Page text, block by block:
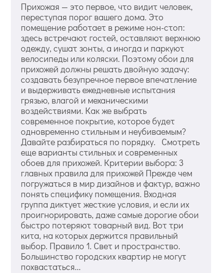
Прихожая — это первое, что видит человек,
переступая порог вашего дома. Это
помещение работает в режиме нон-стоп:
здесь встречают гостей, оставляют верхнюю
одежду, сушат зонты, а иногда и паркуют
велосипеды или коляски. Поэтому обои для
прихожей должны решать двойную задачу:
создавать безупречное первое впечатление
и выдерживать ежедневные испытания
грязью, влагой и механическими
воздействиями. Как же выбрать
современное покрытие, которое будет
одновременно стильным и неубиваемым?
Давайте разбираться по порядку. Смотреть
еще варианты стильных и современных
обоев для прихожей. Критерии выбора: 3
главных правила для прихожей Прежде чем
погружаться в мир дизайнов и фактур, важно
понять специфику помещения. Входная
группа диктует жесткие условия, и если их
проигнорировать, даже самые дорогие обои
быстро потеряют товарный вид. Вот три
кита, на которых держится правильный
выбор. Правило 1. Свет и пространство.
Большинство городских квартир не могут
похвастаться...